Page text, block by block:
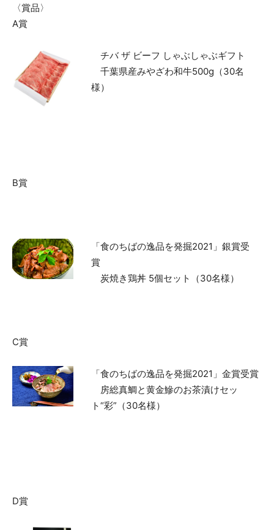
〈賞品〉
A賞
チバ ザ ビーフ しゃぶしゃぶギフト
千葉県産みやざわ和牛500g（30名
様）
B賞
「食のちばの逸品を発掘2021」銀賞受
賞
炭焼き鶏丼 5個セット（30名様）
C賞
「食のちばの逸品を発掘2021」金賞受賞
房総真鯛と黄金鰺のお茶漬けセッ
ト“彩”（30名様）
D賞